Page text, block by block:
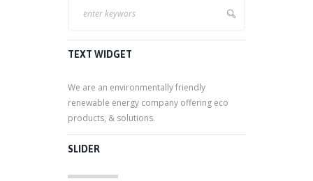
TEXT WIDGET
We are an environmentally friendly
renewable energy company offering eco
products, & solutions.
SLIDER